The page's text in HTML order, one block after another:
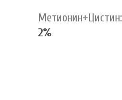
Метионин+Цистин:
2%